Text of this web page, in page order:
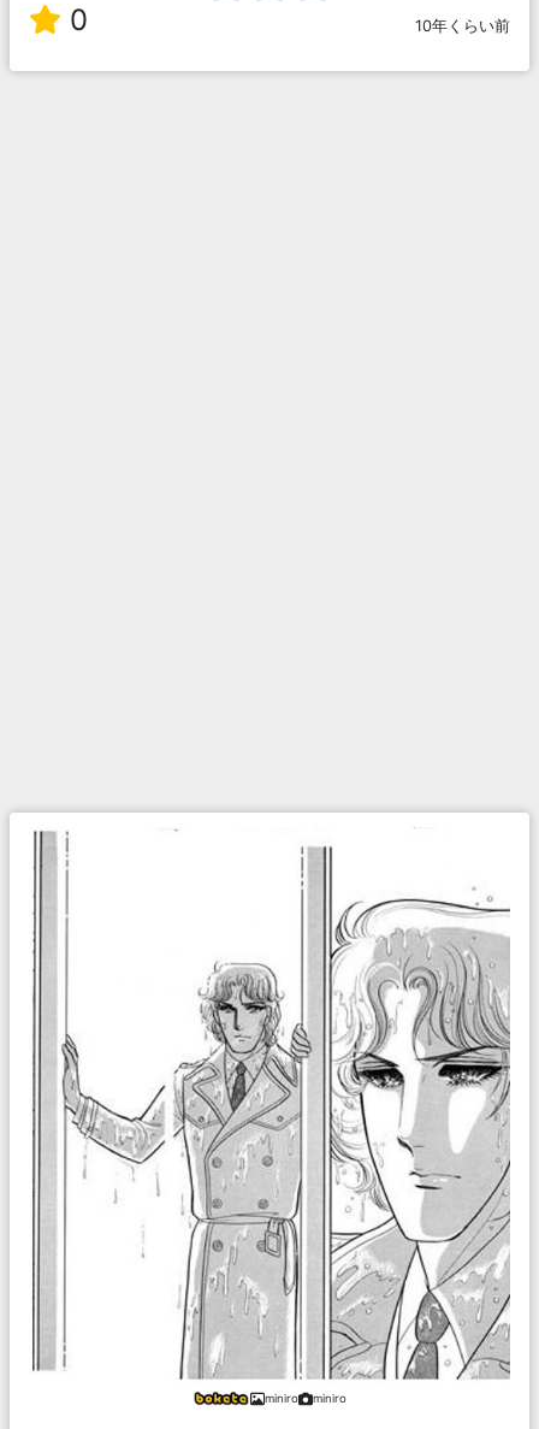
0 10年くらい前
miniro miniro